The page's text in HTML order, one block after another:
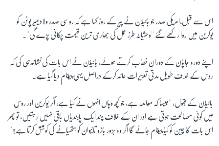
اس سے قبل،امریکی صدر جو بائیڈن نے پیر کے روز کہا ہے کہ روسی صدر ولادیمیر پوٹن کو
یوکرین میں روا رکھے گئے ''وحشیانہ طرز عمل کی بھاری ترین قیمت چکانی پڑے گی''۔
اپنے دورہ جاپان کے دوران خطاب کرتے ہوئے، بائیڈن نے اس بات کی نشاندہی کی کہ
روس کے خلاف طویل مدتی تعزیرات عائد کرکے دراصل یہی پیغام دیا گیا ہے۔
بائیڈن کے بقول، ''جیسا کہ معاملہ ہے، جو کچھ وہاں انہوں نے کیا ہے، اگر یوکرین اور روس
میں کوئی مصالحت ہوتی ہے اور ان کے خلاف چند ایک پابندیاں باقی نہیں رہتیں، تو پھر
اس بات کا چین کو کیا پیغام جائے گا اگر وہ بزور بازو تائیوان کو ہتھیانے کی کوشش کرتا ہے؟''